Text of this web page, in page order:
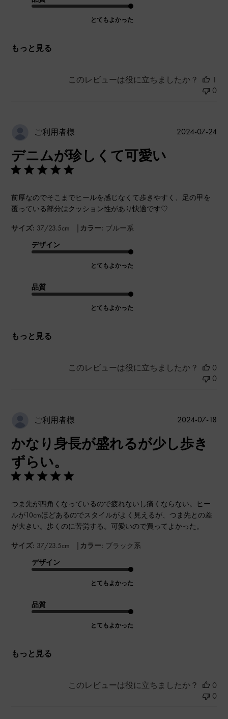
とてもよかった
もっと見る
このレビューは役に立ちましたか？
1
0
ご利用者様
デニムが珍しくて可愛い
前厚なのでそこまでヒールを感じなくて歩きやすく、足の甲を
覆っている部分はクッション性があり快適です♡
サイズ: 37/23.5cm | カラー: ブルー系
デザイン
とてもよかった
品質
とてもよかった
もっと見る
公
2024-07-24
このレビューは役に立ちましたか？
0
0
ご利用者様
かなり身長が盛れるが少し歩き
ずらい。
つま先が四角くなっているので疲れないし痛くならない。ヒー
ルが10cmほどあるのでスタイルがよく見えるが、つま先との差
が大きい。歩くのに苦労する。可愛いので買ってよかった。
サイズ: 37/23.5cm | カラー: ブラック系
デザイン
とてもよかった
品質
とてもよかった
もっと見る
公
2024-07-18
このレビューは役に立ちましたか？
0
0